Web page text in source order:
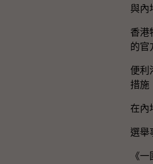
與內
香港
的官
便利
措施
在內
選舉
《